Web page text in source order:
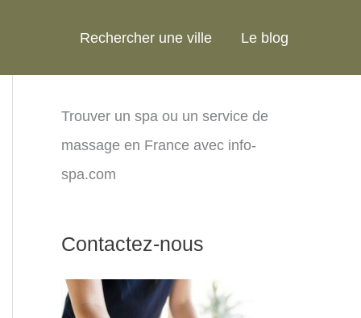
Rechercher une ville Le blog
Trouver un spa ou un service de
massage en France avec info-
spa.com
Contactez-nous